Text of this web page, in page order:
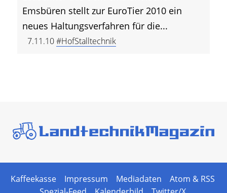
Emsbüren stellt zur EuroTier 2010 ein
neues Haltungsverfahren für die...
7.11.10#HofStalltechnik
Kaffeekasse Impressum Mediadaten
Atom & RSS